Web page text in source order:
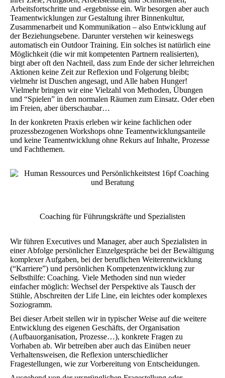
Arbeitsfortschritte und -ergebnisse ein. Wir besorgen aber auch
Teamentwicklungen zur Gestaltung ihrer Binnenkultur,
Zusammenarbeit und Kommunikation – also Entwicklung auf
der Beziehungsebene. Darunter verstehen wir keineswegs
automatisch ein Outdoor Training. Ein solches ist natürlich eine
Möglichkeit (die wir mit kompetenten Partnern realisierten),
birgt aber oft den Nachteil, dass zum Ende der sicher lehrreichen
Aktionen keine Zeit zur Reflexion und Folgerung bleibt;
vielmehr ist Duschen angesagt, und Alle haben Hunger!
Vielmehr bringen wir eine Vielzahl von Methoden, Übungen
und “Spielen” in den normalen Räumen zum Einsatz. Oder eben
im Freien, aber überschaubar…
In der konkreten Praxis erleben wir keine fachlichen oder
prozessbezogenen Workshops ohne Teamentwicklungsanteile
und keine Teamentwicklung ohne Rekurs auf Inhalte, Prozesse
und Fachthemen.
Coaching für Führungskräfte und Spezialisten
Wir führen Executives und Manager, aber auch Spezialisten in
einer Abfolge persönlicher Einzelgespräche bei der Bewältigung
komplexer Aufgaben, bei der beruflichen Weiterentwicklung
(“Karriere”) und persönlichen Kompetenzentwicklung zur
Selbsthilfe: Coaching. Viele Methoden sind nun wieder
einfacher möglich: Wechsel der Perspektive als Tausch der
Stühle, Abschreiten der Life Line, ein leichtes oder komplexes
Soziogramm.
Bei dieser Arbeit stellen wir in typischer Weise auf die weitere
Entwicklung des eigenen Geschäfts, der Organisation
(Aufbauorganisation, Prozesse…), konkrete Fragen zu
Vorhaben ab. Wir betreiben aber auch das Einüben neuer
Verhaltensweisen, die Reflexion unterschiedlicher
Fragestellungen, wie zur Vorbereitung von Entscheidungen.